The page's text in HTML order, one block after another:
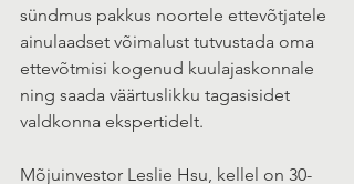
sündmus pakkus noortele ettevõtjatele
ainulaadset võimalust tutvustada oma
ettevõtmisi kogenud kuulajaskonnale
ning saada väärtuslikku tagasisidet
valdkonna ekspertidelt.
Mõjuinvestor Leslie Hsu, kellel on 30-